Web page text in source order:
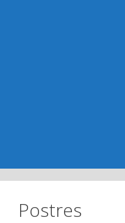
Postres